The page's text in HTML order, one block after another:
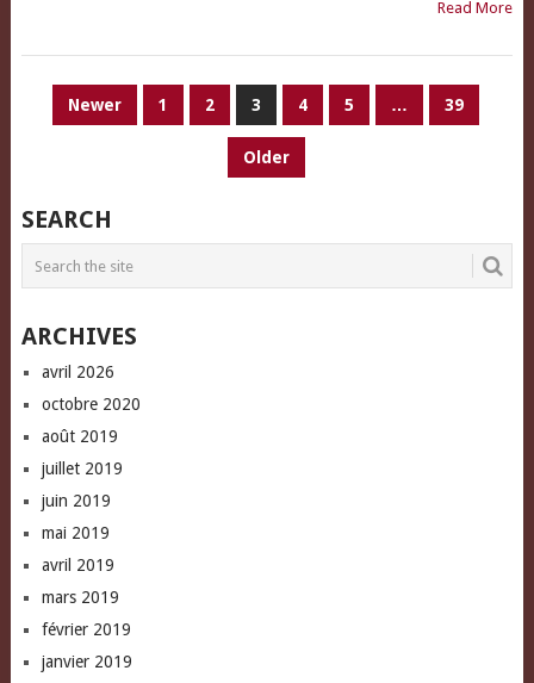
Read More
PAGINATION
Newer 1 2 3 4 5 … 39
Older
SEARCH
ARCHIVES
avril 2026
octobre 2020
août 2019
juillet 2019
juin 2019
mai 2019
avril 2019
mars 2019
février 2019
janvier 2019